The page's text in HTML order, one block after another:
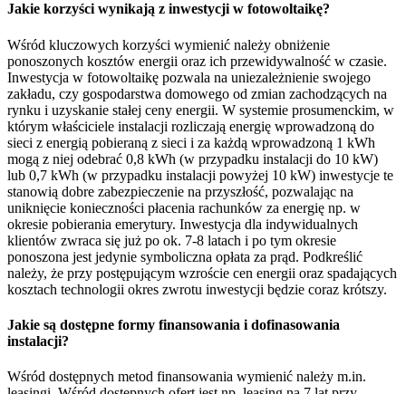
Jakie korzyści wynikają z inwestycji w fotowoltaikę?
Wśród kluczowych korzyści wymienić należy obniżenie
ponoszonych kosztów energii oraz ich przewidywalność w czasie.
Inwestycja w fotowoltaikę pozwala na uniezależnienie swojego
zakładu, czy gospodarstwa domowego od zmian zachodzących na
rynku i uzyskanie stałej ceny energii. W systemie prosumenckim, w
którym właściciele instalacji rozliczają energię wprowadzoną do
sieci z energią pobieraną z sieci i za każdą wprowadzoną 1 kWh
mogą z niej odebrać 0,8 kWh (w przypadku instalacji do 10 kW)
lub 0,7 kWh (w przypadku instalacji powyżej 10 kW) inwestycje te
stanowią dobre zabezpieczenie na przyszłość, pozwalając na
uniknięcie konieczności płacenia rachunków za energię np. w
okresie pobierania emerytury. Inwestycja dla indywidualnych
klientów zwraca się już po ok. 7-8 latach i po tym okresie
ponoszona jest jedynie symboliczna opłata za prąd. Podkreślić
należy, że przy postępującym wzroście cen energii oraz spadających
kosztach technologii okres zwrotu inwestycji będzie coraz krótszy.
Jakie są dostępne formy finansowania i dofinasowania
instalacji?
Wśród dostępnych metod finansowania wymienić należy m.in.